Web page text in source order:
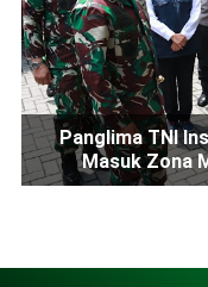
Panglima TNI
Masuk Zona